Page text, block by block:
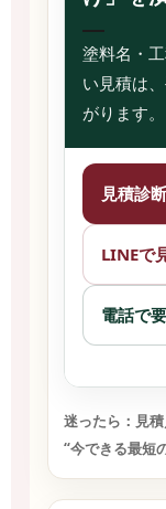
塗料名・
い見積は
がります。
見積診
LINEで
電話で
迷ったら： 見
“今できる最短